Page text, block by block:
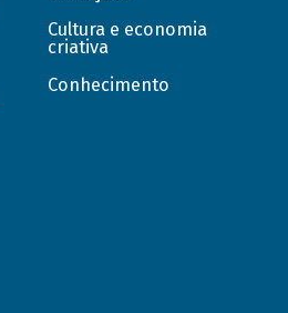
Cultura e economia
criativa
Conhecimento